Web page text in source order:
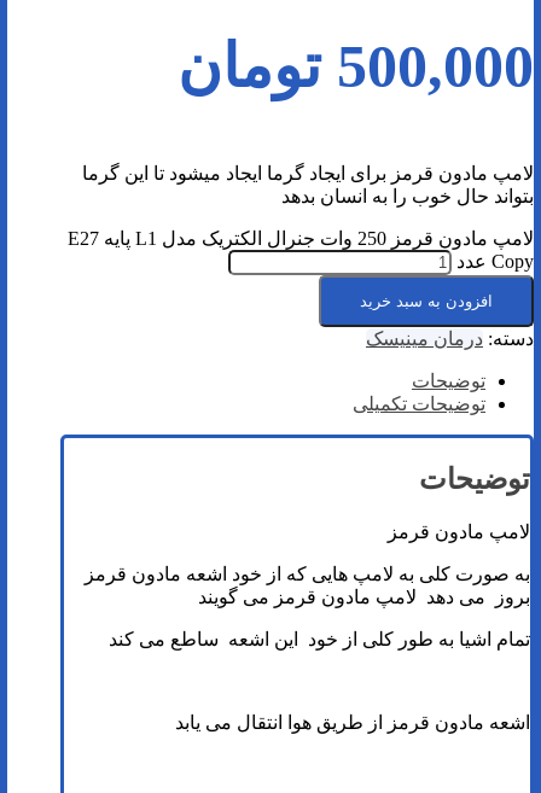
500,000 تومان
لامپ مادون قرمز برای ایجاد گرما ایجاد میشود تا این گرما
بتواند حال خوب را به انسان بدهد
لامپ مادون قرمز 250 وات جنرال الکتریک مدل L1 پایه E27
Copy عدد
افزودن به سبد خرید
دسته: درمان مینیسک
توضیحات
توضیحات تکمیلی
توضیحات
لامپ مادون قرمز
به صورت کلی به لامپ هایی که از خود اشعه مادون قرمز
بروز می دهد لامپ مادون قرمز می گویند
تمام اشیا به طور کلی از خود این اشعه ساطع می کند
اشعه مادون قرمز از طریق هوا انتقال می یابد